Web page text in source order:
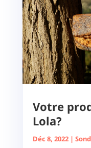
Votre
Lola?
Déc 8, 2022|